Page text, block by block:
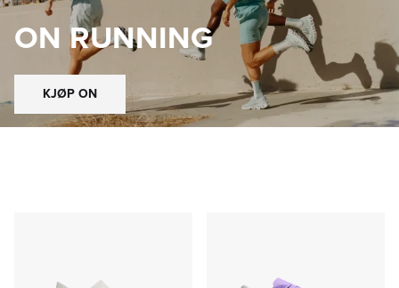
ON RUNNING
KJØP ON